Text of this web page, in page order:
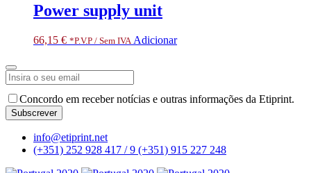
Power supply unit
66,15 € *P.V.P / Sem IVA Adicionar
Number*
Concordo em receber notícias e outras informações da Etiprint.
Subscrever
info@etiprint.net
(+351) 252 928 417 / 9 (+351) 915 227 248